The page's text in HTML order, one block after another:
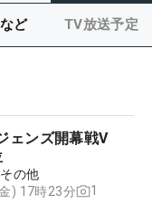
ど TV放送予定
ェンズ開幕戦V
の他
) 17時23分
1